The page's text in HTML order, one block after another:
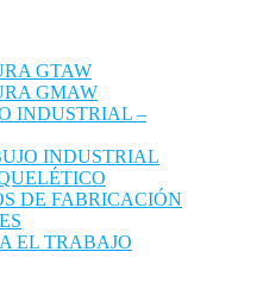
GTAW
GMAW
INDUSTRIAL –
INDUSTRIAL
DE FABRICACIÓN
EL TRABAJO